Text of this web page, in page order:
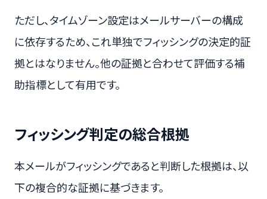
ただし、タイムゾーン設定はメールサーバーの構成
に依存するため、これ単独でフィッシングの決定的証
拠とはなりません。他の証拠と合わせて評価する補
助指標として有用です。
フィッシング判定の総合根拠
本メールがフィッシングであると判断した根拠は、以
下の複合的な証拠に基づきます。